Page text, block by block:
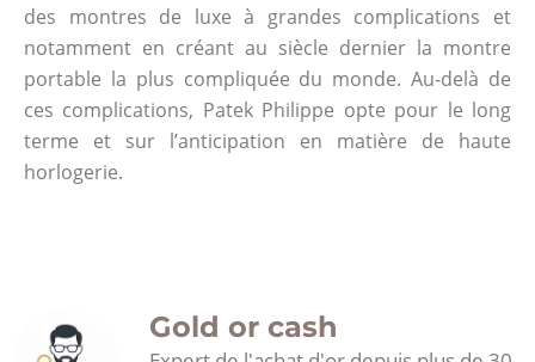
des montres de luxe à grandes complications et
notamment en créant au siècle dernier la montre
portable la plus compliquée du monde. Au-delà de
ces complications, Patek Philippe opte pour le long
terme et sur l’anticipation en matière de haute
horlogerie.
Gold or cash